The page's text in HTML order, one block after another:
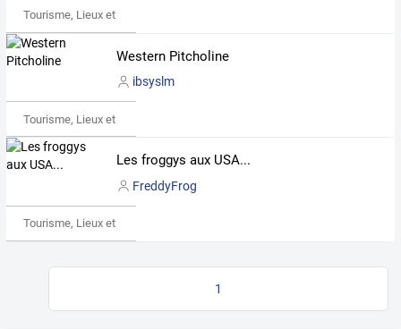
Tourisme, Lieux et Événements
Western Pitcholine
ibsyslm
Tourisme, Lieux et Événements
Les froggys aux USA...
FreddyFrog
Tourisme, Lieux et Événements
1